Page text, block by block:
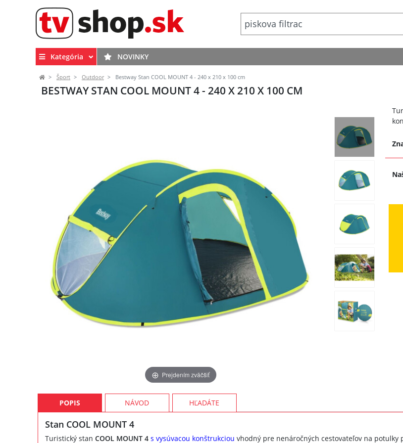
Kategória NOVINKY
Šport Outdoor Bestway Stan COOL MOUNT 4 - 240 x 210 x 100 cm
BESTWAY STAN COOL MOUNT 4 - 240 X 210 X 100 CM
Prejdením zväčšiť
POPIS NÁVOD HĽADÁTE
Stan COOL MOUNT 4
Turistický stan COOL MOUNT 4 s vysúvacou konštrukciou vhodný pre nenáročných cestovateľov na